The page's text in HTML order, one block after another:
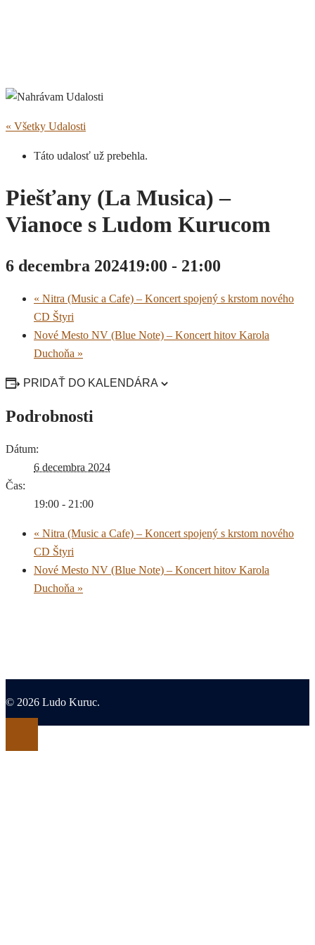
« Všetky Udalosti
Táto udalosť už prebehla.
Piešťany (La Musica) –
Vianoce s Ludom Kurucom
6 decembra 202419:00 - 21:00
« Nitra (Music a Cafe) – Koncert spojený s krstom nového
CD Štyri
Nové Mesto NV (Blue Note) – Koncert hitov Karola
Duchoňa »
PRIDAŤ DO KALENDÁRA
Podrobnosti
Dátum:
6 decembra 2024
Čas:
19:00 - 21:00
« Nitra (Music a Cafe) – Koncert spojený s krstom nového
CD Štyri
Nové Mesto NV (Blue Note) – Koncert hitov Karola
Duchoňa »
© 2026 Ludo Kuruc.